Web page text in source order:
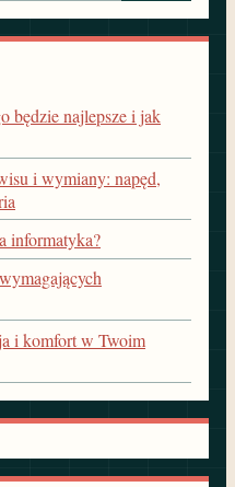
będzie najlepsze i jak
i wymiany: napęd,
informatyka?
i komfort w Twoim